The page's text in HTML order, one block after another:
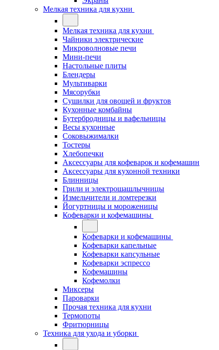
Мелкая техника для кухни
Мелкая техника для кухни
Чайники электрические
Микроволновые печи
Мини-печи
Настольные плиты
Блендеры
Мультиварки
Мясорубки
Сушилки для овощей и фруктов
Кухонные комбайны
Бутербродницы и вафельницы
Весы кухонные
Соковыжималки
Тостеры
Хлебопечки
Аксессуары для кофеварок и кофемашин
Аксессуары для кухонной техники
Блинницы
Грили и электрошашлычницы
Измельчители и ломтерезки
Йогуртницы и мороженицы
Кофеварки и кофемашины
Кофеварки и кофемашины
Кофеварки капельные
Кофеварки капсульные
Кофеварки эспрессо
Кофемашины
Кофемолки
Миксеры
Пароварки
Прочая техника для кухни
Термопоты
Фритюрницы
Техника для ухода и уборки